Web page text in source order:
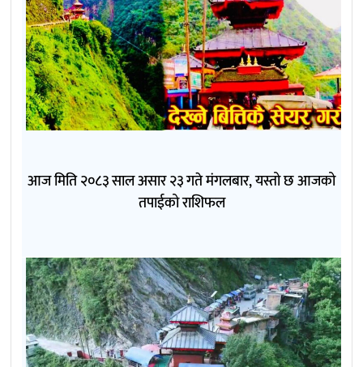
आज मिति २०८३ साल असार २३ गते मंगलबार, यस्तो छ आजको
तपाईको राशिफल